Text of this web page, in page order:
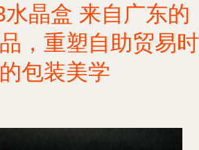
晶盒 来自广东的
，重塑自助贸易时
包装美学